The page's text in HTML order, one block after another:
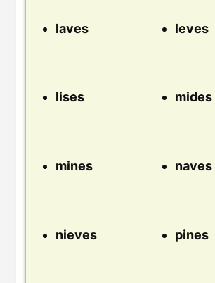
laves leves
lises mides
mines naves
nieves pines